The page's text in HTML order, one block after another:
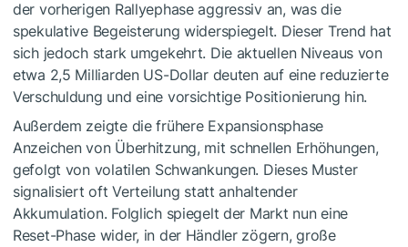
der vorherigen Rallyephase aggressiv an, was die
spekulative Begeisterung widerspiegelt. Dieser Trend hat
sich jedoch stark umgekehrt. Die aktuellen Niveaus von
etwa 2,5 Milliarden US-Dollar deuten auf eine reduzierte
Verschuldung und eine vorsichtige Positionierung hin.
Außerdem zeigte die frühere Expansionsphase
Anzeichen von Überhitzung, mit schnellen Erhöhungen,
gefolgt von volatilen Schwankungen. Dieses Muster
signalisiert oft Verteilung statt anhaltender
Akkumulation. Folglich spiegelt der Markt nun eine
Reset-Phase wider, in der Händler zögern, große